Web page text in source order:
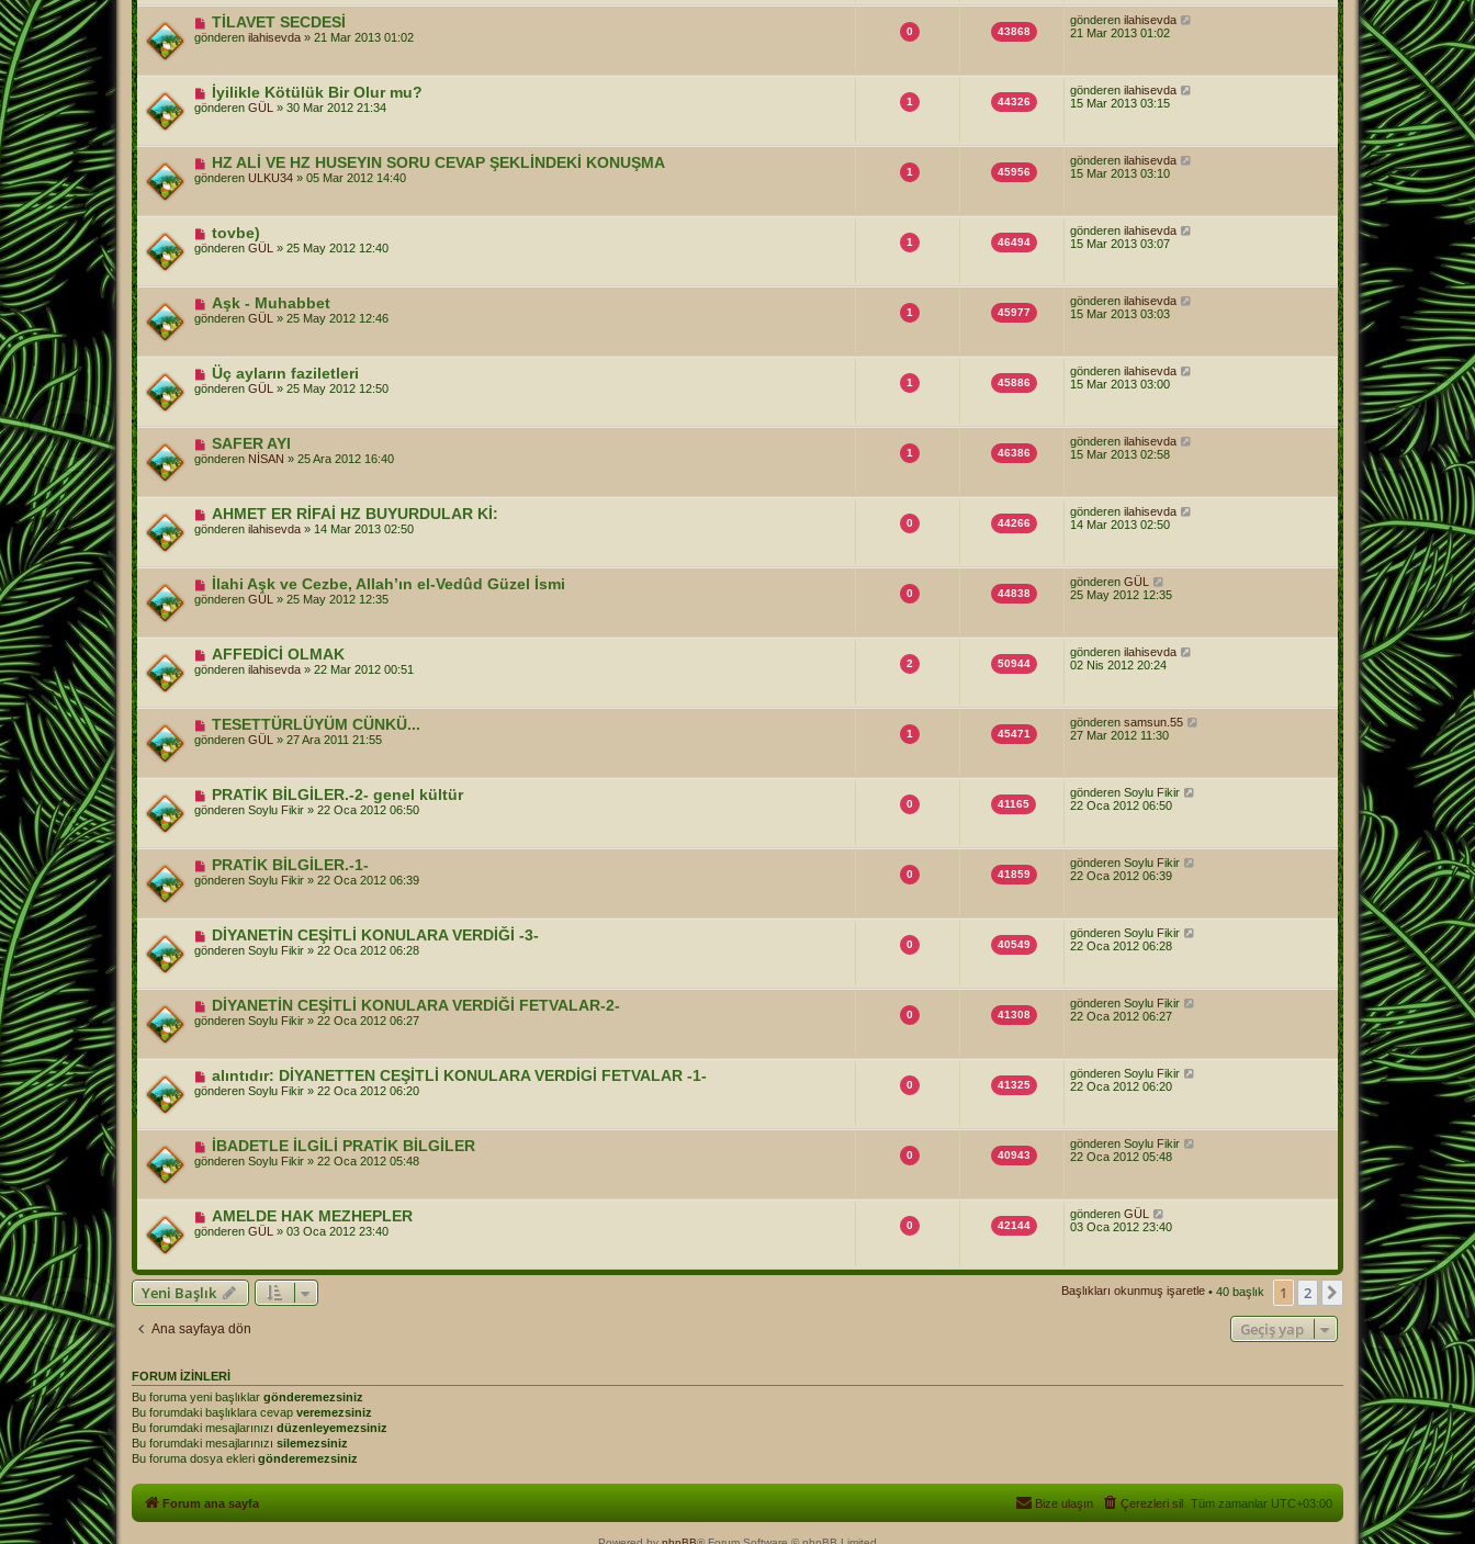
TİLAVET SECDESİ
gönderen ilahisevda » 21 Mar 2013 01:02 0 43868
gönderen ilahisevda
21 Mar 2013 01:02
İyilikle Kötülük Bir Olur mu?
gönderen GÜL » 30 Mar 2012 21:34 1 44326
gönderen ilahisevda
15 Mar 2013 03:15
HZ ALİ VE HZ HUSEYIN SORU CEVAP ŞEKLİNDEKİ KONUŞMA
gönderen ULKU34 » 05 Mar 2012 14:40 1 45956
gönderen ilahisevda
15 Mar 2013 03:10
tovbe)
gönderen GÜL » 25 May 2012 12:40 1 46494
gönderen ilahisevda
15 Mar 2013 03:07
Aşk - Muhabbet
gönderen GÜL » 25 May 2012 12:46 1 45977
gönderen ilahisevda
15 Mar 2013 03:03
Üç ayların faziletleri
gönderen GÜL » 25 May 2012 12:50 1 45886
gönderen ilahisevda
15 Mar 2013 03:00
SAFER AYI
gönderen NİSAN » 25 Ara 2012 16:40 1 46386
gönderen ilahisevda
15 Mar 2013 02:58
AHMET ER RİFAİ HZ BUYURDULAR Kİ:
gönderen ilahisevda » 14 Mar 2013 02:50 0 44266
gönderen ilahisevda
14 Mar 2013 02:50
İlahi Aşk ve Cezbe, Allah’ın el-Vedûd Güzel İsmi
gönderen GÜL » 25 May 2012 12:35 0 44838
gönderen GÜL
25 May 2012 12:35
AFFEDİCİ OLMAK
gönderen ilahisevda » 22 Mar 2012 00:51 2 50944
gönderen ilahisevda
02 Nis 2012 20:24
TESETTÜRLÜYÜM CÜNKÜ...
gönderen GÜL » 27 Ara 2011 21:55 1 45471
gönderen samsun.55
27 Mar 2012 11:30
PRATİK BİLGİLER.-2- genel kültür
gönderen Soylu Fikir » 22 Oca 2012 06:50 0 41165
gönderen Soylu Fikir
22 Oca 2012 06:50
PRATİK BİLGİLER.-1-
gönderen Soylu Fikir » 22 Oca 2012 06:39 0 41859
gönderen Soylu Fikir
22 Oca 2012 06:39
DİYANETİN CEŞİTLİ KONULARA VERDİĞİ -3-
gönderen Soylu Fikir » 22 Oca 2012 06:28 0 40549
gönderen Soylu Fikir
22 Oca 2012 06:28
DİYANETİN CEŞİTLİ KONULARA VERDİĞİ FETVALAR-2-
gönderen Soylu Fikir » 22 Oca 2012 06:27 0 41308
gönderen Soylu Fikir
22 Oca 2012 06:27
alıntıdır: DİYANETTEN CEŞİTLİ KONULARA VERDİGİ FETVALAR -1-
gönderen Soylu Fikir » 22 Oca 2012 06:20 0 41325
gönderen Soylu Fikir
22 Oca 2012 06:20
İBADETLE İLGİLİ PRATİK BİLGİLER
gönderen Soylu Fikir » 22 Oca 2012 05:48 0 40943
gönderen Soylu Fikir
22 Oca 2012 05:48
AMELDE HAK MEZHEPLER
gönderen GÜL » 03 Oca 2012 23:40 0 42144
gönderen GÜL
03 Oca 2012 23:40
Yeni Başlık Başlıkları okunmuş işaretle • 40 başlık 1 2 Sonraki
Ana sayfaya dön Geçiş yap
FORUM IZINLERI
Bu foruma yeni başlıklar gönderemezsiniz
Bu forumdaki başlıklara cevap veremezsiniz
Bu forumdaki mesajlarınızı düzenleyemezsiniz
Bu forumdaki mesajlarınızı silemezsiniz
Bu foruma dosya ekleri gönderemezsiniz
Forum ana sayfa Tüm zamanlar UTC+03:00
Çerezleri sil
Bize ulaşın